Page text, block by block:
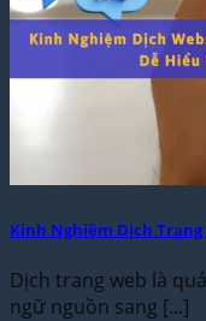
Kinh Nghiệm Dịch
Dịch trang web là
ngữ nguồn sang [...]